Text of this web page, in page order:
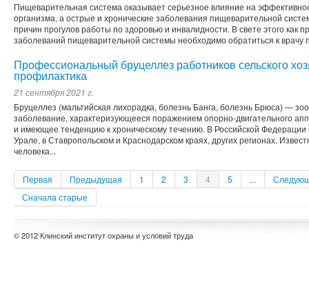
Пищеварительная система оказывает серьезное влияние на
организма, а острые и хронические заболевания пищеварительной
причин прогулов работы по здоровью и инвалидности. В свете этого как
заболеваний пищеварительной системы необходимо обратиться к врачу
Профессиональный бруцеллез работников сельского
профилактика
21 сентября 2021 г.
Бруцеллез (мальтийская лихорадка, болезнь Банга, болезнь Брюса) —
заболевание, характеризующееся поражением опорно-двигательного
и имеющее тенденцию к хроническому течению. В Российской
Урале, в Ставропольском и Краснодарском краях, других регионах.
человека...
Первая Предыдущая 1 2 3 4 5 ...
Сначала старые
© 2012 Клинский институт охраны и условий труда